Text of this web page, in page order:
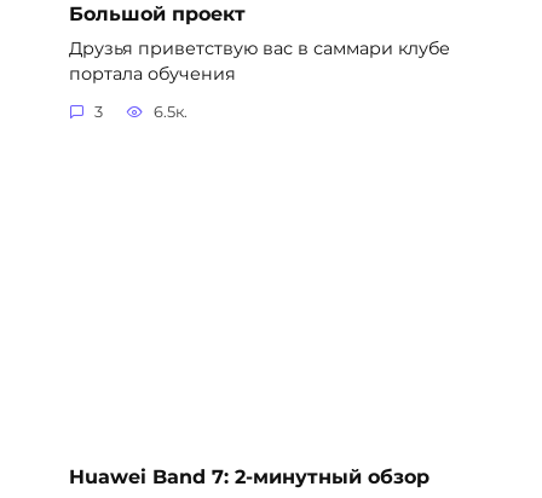
Большой проект
Друзья приветствую вас в саммари клубе
портала обучения
3 6.5к.
Huawei Band 7: 2-минутный обзор